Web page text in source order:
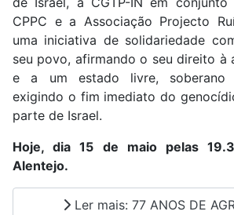
CPPC e a Associação Projecto
uma iniciativa de solidariedade
seu povo, afirmando o seu direito à
e a um estado livre, soberano
exigindo o fim imediato do
parte de Israel.
Hoje, dia 15 de maio pelas
Alentejo.
Ler mais: 77 ANOS DE